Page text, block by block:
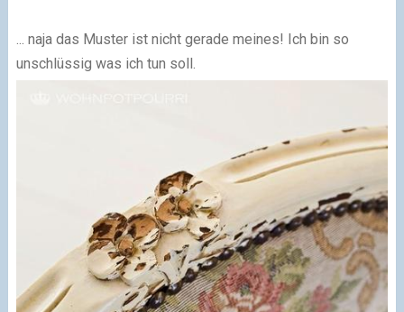
... naja das Muster ist nicht gerade meines! Ich bin so
unschlüssig was ich tun soll.